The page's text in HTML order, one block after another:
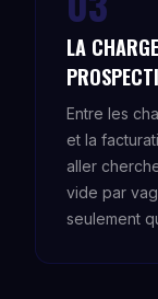
LA
Entre les
et la
aller
vide par
seulement